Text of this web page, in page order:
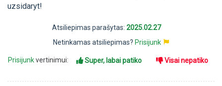
uzsidaryt!
Atsiliepimas parašytas: 2025.02.27
Netinkamas atsiliepimas? Prisijunk
Prisijunkvertinimui: Super, labai patiko Visai nepatiko